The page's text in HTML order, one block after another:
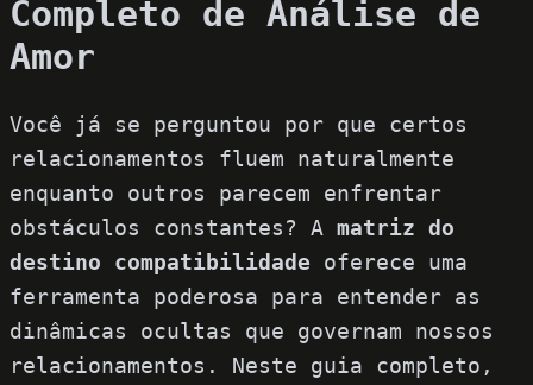
Completo de Análise de
Amor
Você já se perguntou por que certos
relacionamentos fluem naturalmente
enquanto outros parecem enfrentar
obstáculos constantes? A matriz do
destino compatibilidade oferece uma
ferramenta poderosa para entender as
dinâmicas ocultas que governam nossos
relacionamentos. Neste guia completo,